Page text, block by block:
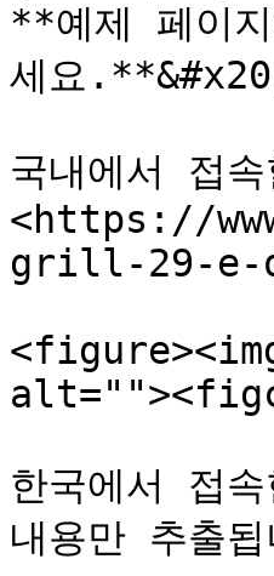
**예제 페이
세요
국내에서 접
<https://
grill-29-e-
한국에서 접
내용만 추출